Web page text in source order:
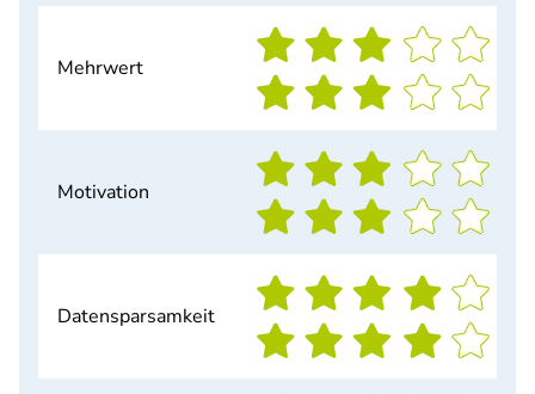
Mehrwert
Motivation
Datensparsamkeit